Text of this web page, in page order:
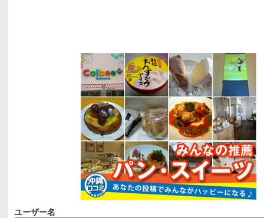
ユーザー名